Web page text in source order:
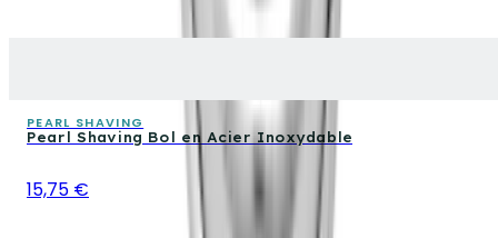
PEARL SHAVING
Pearl Shaving Bol en Acier Inoxydable
15,75 €